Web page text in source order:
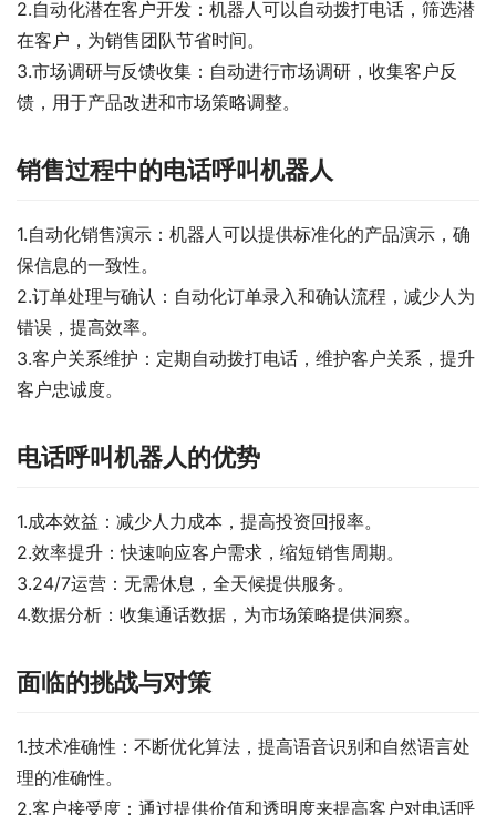
2.自动化潜在客户开发：机器人可以自动拨打电话，筛选潜
在客户，为销售团队节省时间。
3.市场调研与反馈收集：自动进行市场调研，收集客户反
馈，用于产品改进和市场策略调整。
销售过程中的电话呼叫机器人
1.自动化销售演示：机器人可以提供标准化的产品演示，确
保信息的一致性。
2.订单处理与确认：自动化订单录入和确认流程，减少人为
错误，提高效率。
3.客户关系维护：定期自动拨打电话，维护客户关系，提升
客户忠诚度。
电话呼叫机器人的优势
1.成本效益：减少人力成本，提高投资回报率。
2.效率提升：快速响应客户需求，缩短销售周期。
3.24/7运营：无需休息，全天候提供服务。
4.数据分析：收集通话数据，为市场策略提供洞察。
面临的挑战与对策
1.技术准确性：不断优化算法，提高语音识别和自然语言处
理的准确性。
2.客户接受度：通过提供价值和透明度来提高客户对电话呼